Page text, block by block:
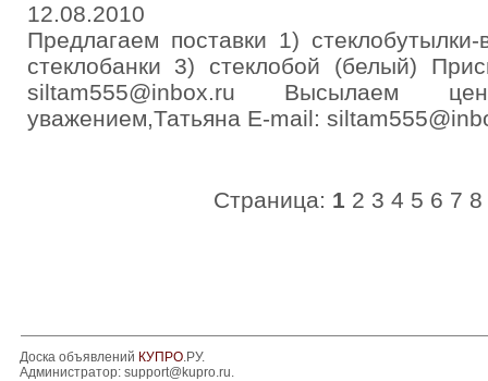
12.08.2010
Предлагаем поставки 1)
стеклобанки 3) стеклобой (белый)
siltam555@inbox.ru
уважением,Татьяна E-mail:
Страница: 1 2 3 4 5 6 7 8
Доска объявлений КУПРО.РУ.
Администратор: support@kupro.ru.